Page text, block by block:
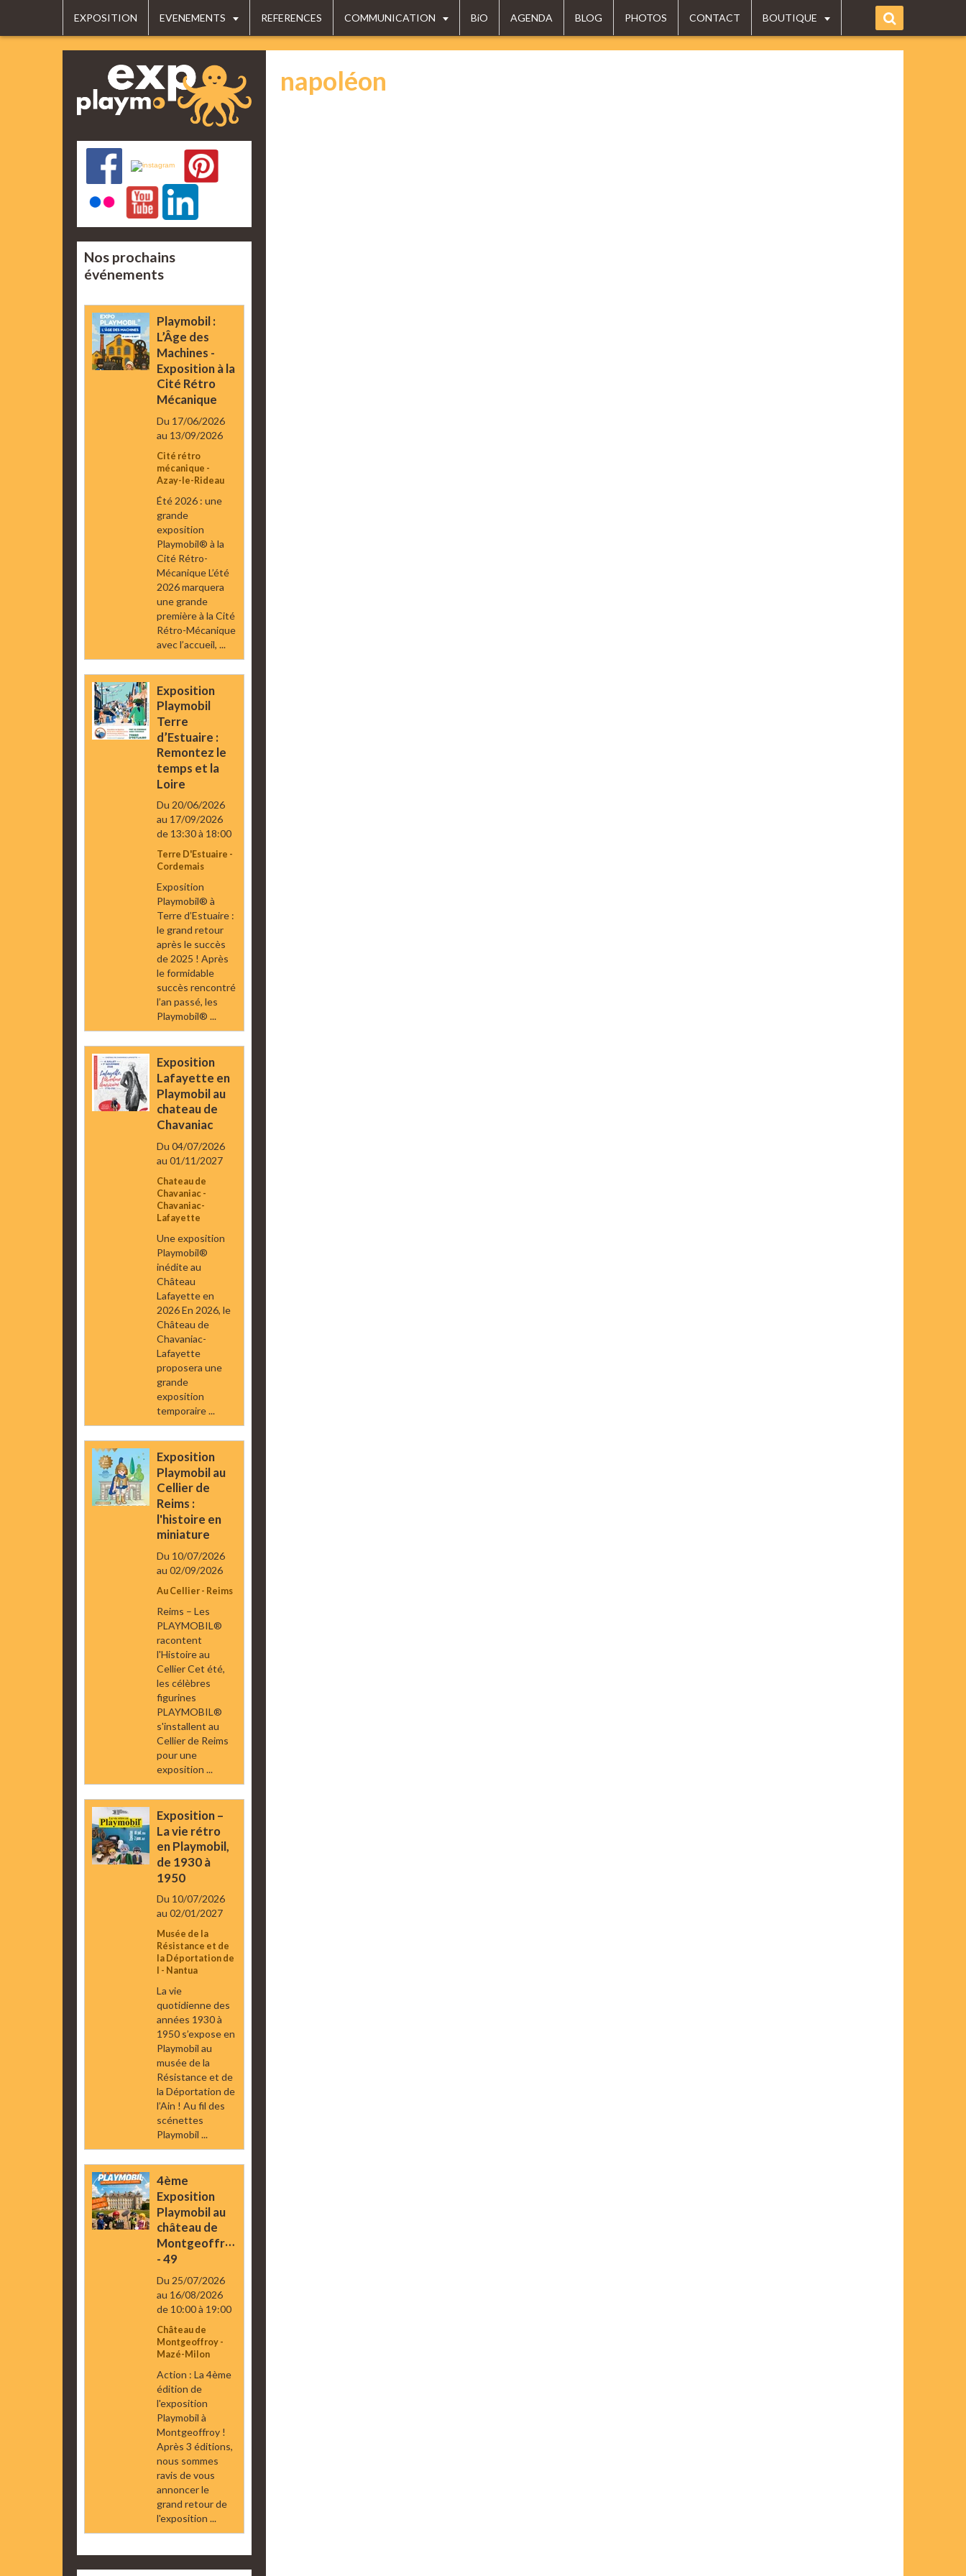
EXPOSITION EVENEMENTS REFERENCES COMMUNICATION BiO AGENDA BLOG PHOTOS CONTACT BOUTIQUE
napoléon
Nos prochains
événements
Playmobil :
L’Âge des
Machines -
Exposition à la
Cité Rétro
Mécanique
Du 17/06/2026
au 13/09/2026
Cité rétro
mécanique -
Azay-le-Rideau
Été 2026 : une
grande
exposition
Playmobil® à la
Cité Rétro-
Mécanique L’été
2026 marquera
une grande
première à la Cité
Rétro-Mécanique
avec l’accueil, ...
Exposition
Playmobil
Terre
d’Estuaire :
Remontez le
temps et la
Loire
Du 20/06/2026
au 17/09/2026
de 13:30à 18:00
Terre D'Estuaire -
Cordemais
Exposition
Playmobil® à
Terre d’Estuaire :
le grand retour
après le succès
de 2025 ! Après
le formidable
succès rencontré
l’an passé, les
Playmobil® ...
Exposition
Lafayette en
Playmobil au
chateau de
Chavaniac
Du 04/07/2026
au 01/11/2027
Chateau de
Chavaniac -
Chavaniac-
Lafayette
Une exposition
Playmobil®
inédite au
Château
Lafayette en
2026 En 2026, le
Château de
Chavaniac-
Lafayette
proposera une
grande
exposition
temporaire ...
Exposition
Playmobil au
Cellier de
Reims :
l'histoire en
miniature
Du 10/07/2026
au 02/09/2026
Au Cellier - Reims
Reims – Les
PLAYMOBIL®
racontent
l'Histoire au
Cellier Cet été,
les célèbres
figurines
PLAYMOBIL®
s'installent au
Cellier de Reims
pour une
exposition ...
Exposition –
La vie rétro
en Playmobil,
de 1930 à
1950
Du 10/07/2026
au 02/01/2027
Musée de la
Résistance et de
la Déportation de
l - Nantua
La vie
quotidienne des
années 1930 à
1950 s’expose en
Playmobil au
musée de la
Résistance et de
la Déportation de
l’Ain ! Au fil des
scénettes
Playmobil ...
4ème
Exposition
Playmobil au
château de
Montgeoffroy
- 49
Du 25/07/2026
au 16/08/2026
de 10:00à 19:00
Château de
Montgeoffroy -
Mazé-Milon
Action : La 4ème
édition de
l'exposition
Playmobil à
Montgeoffroy !
Après 3 éditions,
nous sommes
ravis de vous
annoncer le
grand retour de
l'exposition ...